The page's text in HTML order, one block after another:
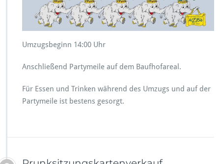
Umzugsbeginn 14:00 Uhr
Anschließend Partymeile auf dem Baufhofareal.
Für Essen und Trinken während des Umzugs und auf der
Partymeile ist bestens gesorgt.